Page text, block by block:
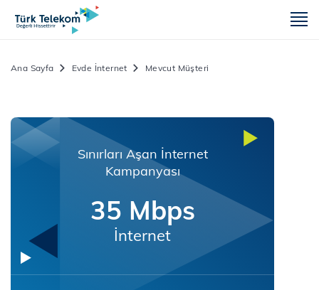
Ana Sayfa Evde İnternet Mevcut Müşteri
Sınırları Aşan İnternet
Kampanyası
35 Mbps
İnternet